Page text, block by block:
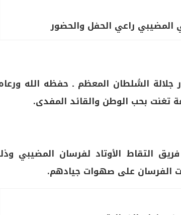
راعي الحفل والحضور
جلالة السُّلطان المعظم ـ حفظه الله
تغنت بحب الوطن والقائد المفدى.
التقاط الأوتاد لفرسان المضيبي
الفرسان على صهوات جيادهم.